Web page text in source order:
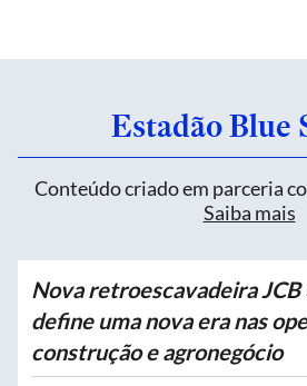
Estadão Blue
Conteúdo criado em parceria
Saiba mais
Nova retroescavadeira JCB
define uma nova era nas
construção e agronegócio